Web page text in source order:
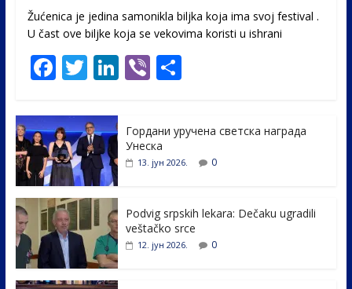
Žućenica je jedina samonikla biljka koja ima svoj festival .
U čast ovе biljke koja se vekovima koristi u ishrani
F
e
b
o
o
k
T
itt
er
Li
e
dI
Vi S
e
Гордани уручена светска награда
Унеска
13. јун 2026. 0
Podvig srpskih lekara: Dečaku ugradili
veštačko srce
12. јун 2026. 0